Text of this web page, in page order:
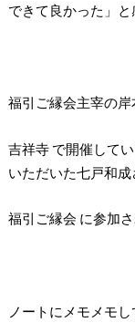
できて良かった」
福引ご縁会主宰の岸
吉祥寺 で開催して
いただいた七戸和成
福引ご縁会 に参加
ノートにメモメモ